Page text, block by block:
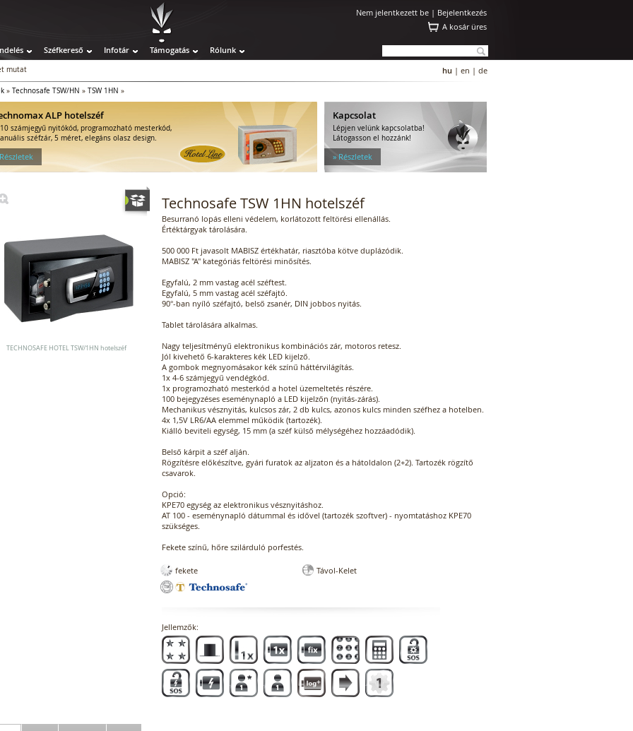
Nem jelentkezett be | Bejelentkezés
A kosár üres
Széfkereső Infotár Támogatás Rólunk
mutat hu | en | de
» Technosafe TSW/HN » TSW 1HN »
ALP hotelszéf
számjegyű nyitókód, programozható mesterkód,
széfzár, 5 méret, elegáns olasz design.
Kapcsolat
Lépjen velünk kapcsolatba!
Látogasson el hozzánk!
» Részletek
TECHNOSAFE HOTEL TSW/1HN hotelszéf
Technosafe TSW 1HN hotelszéf
Besurranó lopás elleni védelem, korlátozott feltörési ellenállás.
Értéktárgyak tárolására.
500 000 Ft javasolt MABISZ értékhatár, riasztóba kötve duplázódik.
MABISZ "A" kategóriás feltörési minősítés.
Egyfalú, 2 mm vastag acél széftest.
Egyfalú, 5 mm vastag acél széfajtó.
90°-ban nyíló széfajtó, belső zsanér, DIN jobbos nyitás.
Tablet tárolására alkalmas.
Nagy teljesítményű elektronikus kombinációs zár, motoros retesz.
Jól kivehető 6-karakteres kék LED kijelző.
A gombok megnyomásakor kék színű háttérvilágítás.
1x 4-6 számjegyű vendégkód.
1x programozható mesterkód a hotel üzemeltetés részére.
100 bejegyzéses eseménynapló a LED kijelzőn (nyitás-zárás).
Mechanikus vésznyitás, kulcsos zár, 2 db kulcs, azonos kulcs minden széfhez a hotelben.
4x 1,5V LR6/AA elemmel működik (tartozék).
Kiálló beviteli egység, 15 mm (a széf külső mélységéhez hozzáadódik).
Belső kárpit a széf alján.
Rögzítésre előkészítve, gyári furatok az aljzaton és a hátoldalon (2+2). Tartozék rögzítő
csavarok.
Opció:
KPE70 egység az elektronikus vésznyitáshoz.
AT 100 - eseménynapló dátummal és idővel (tartozék szoftver) - nyomtatáshoz KPE70
szükséges.
Fekete színű, hőre szilárduló porfestés.
fekete Távol-Kelet
Jellemzők: